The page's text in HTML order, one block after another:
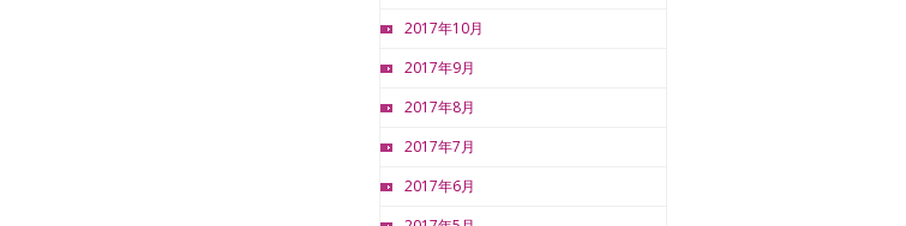
2017年10月
2017年9月
2017年8月
2017年7月
2017年6月